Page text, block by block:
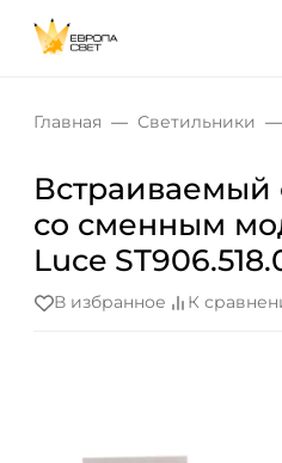
Главная Светильники
Встраиваемый
со сменным
Luce
В избранное К